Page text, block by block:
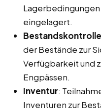
eingelagert.
Bestandskontrolle
der Bestände zur
Verfügbarkeit und
Engpässen.
Inventur:
Inventuren zur